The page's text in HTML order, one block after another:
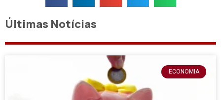
Últimas Notícias
ECONOMIA